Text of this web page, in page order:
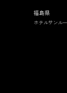
福島県
ホテルサンル